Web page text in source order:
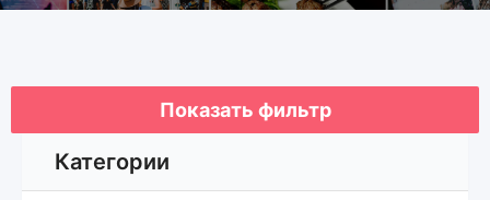
Показать фильтр
Категории